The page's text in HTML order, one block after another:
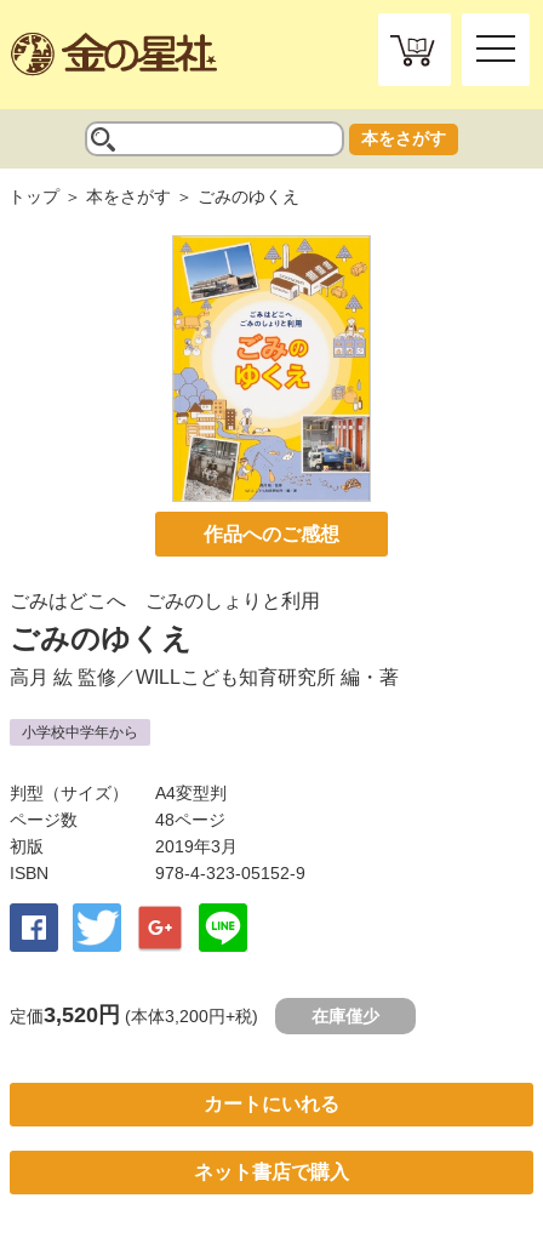
toggle
本をさがす
トップ 本をさがす ごみのゆくえ
作品へのご感想
ごみはどこへ ごみのしょりと利用
ごみのゆくえ
高月 紘 監修／WILLこども知育研究所 編・著
小学校中学年から
判型（サイズ）
A4変型判
ページ数
48ページ
初版
2019年3月
ISBN
978-4-323-05152-9
定価3,520円 (本体3,200円+税) 在庫僅少
カートにいれる
ネット書店で購入